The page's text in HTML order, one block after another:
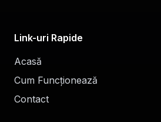
Link-uri Rapide
Acasă
Cum Funcționează
Contact